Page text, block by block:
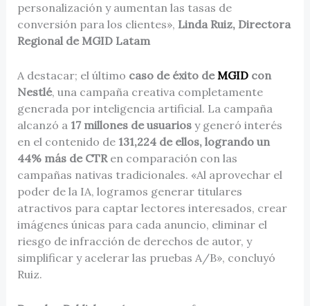
personalización y aumentan las tasas de
conversión para los clientes», Linda Ruiz, Directora
Regional de MGID Latam
A destacar; el último caso de éxito deMGIDcon
Nestlé, una campaña creativa completamente
generada por inteligencia artificial. La campaña
alcanzó a 17 millones de usuariosy generó interés
en el contenido de 131,224 de ellos, logrando un
44% más de CTRen comparación con las
campañas nativas tradicionales. «Al aprovechar el
poder de la IA, logramos generar titulares
atractivos para captar lectores interesados, crear
imágenes únicas para cada anuncio, eliminar el
riesgo de infracción de derechos de autor, y
simplificar y acelerar las pruebas A/B», concluyó
Ruiz.